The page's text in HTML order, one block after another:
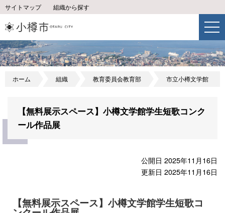
サイトマップ 組織から探す
ホーム 組織 教育委員会教育部 市立小樽文学館
【無料展示スペース】小樽文学館学生短歌コンク
ール作品展
公開日 2025年11月16日
更新日 2025年11月16日
【無料展示スペース】小樽文学館学生短歌コ